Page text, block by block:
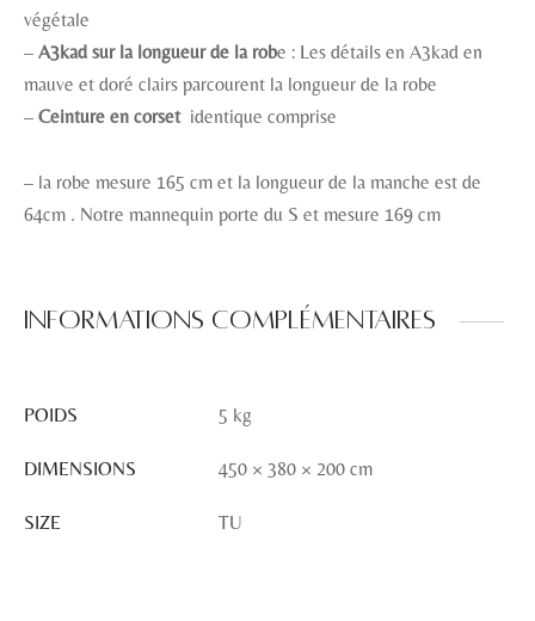
végétale
– A3kad sur la longueur de la robe : Les détails en A3kad en
mauve et doré clairs parcourent la longueur de la robe
– Ceinture en corset identique comprise
– la robe mesure 165 cm et la longueur de la manche est de
64cm . Notre mannequin porte du S et mesure 169 cm
Informations complémentaires
POIDS 5 kg
DIMENSIONS 450 × 380 × 200 cm
SIZE TU